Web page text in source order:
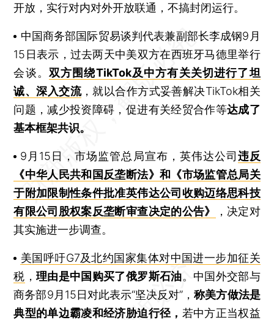
开放，实行对内对外开放联通，不搞封闭运行。
中国商务部国际贸易谈判代表兼副部长李成钢9月
15日表示，过去两天中美双方在西班牙马德里举行
会谈。 双方围绕TikTok及中方有关关切进行了坦
诚、深入交流，就以合作方式妥善解决TikTok相关
问题，减少投资障碍，促进有关经贸合作等达成了
基本框架共识。
9月15日，市场监管总局宣布，英伟达公司 违反
《中华人民共和国反垄断法》和《市场监管总局关
于附加限制性条件批准英伟达公司收购迈络思科技
有限公司股权案反垄断审查决定的公告》
，决定对
其实施进一步调查。
美国呼吁G7及北约国家集体对中国进一步加征关
税 ，理由是中国购买了俄罗斯石油。中国外交部与
商务部9月15日对此表示“坚决反对”，称美方做法是
典型的单边霸凌和经济胁迫行径， 若中方正当权益